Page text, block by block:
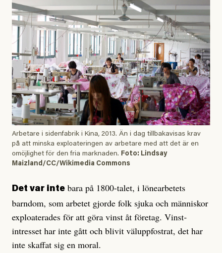
Arbetare i sidenfabrik i Kina, 2013. Än i dag tillbakavisas krav
på att minska exploateringen av arbetare med att det är en
omöjlighet för den fria marknaden. Foto: Lindsay
Maizland/CC/Wikimedia Commons
Det var inte bara på 1800-talet, i löne­arbetets
barndom, som arbetet gjorde folk sjuka och människor
exploaterades för att göra vinst åt företag. Vinst­­
intresset har inte gått och blivit väluppfostrat, det har
inte skaffat sig en moral.